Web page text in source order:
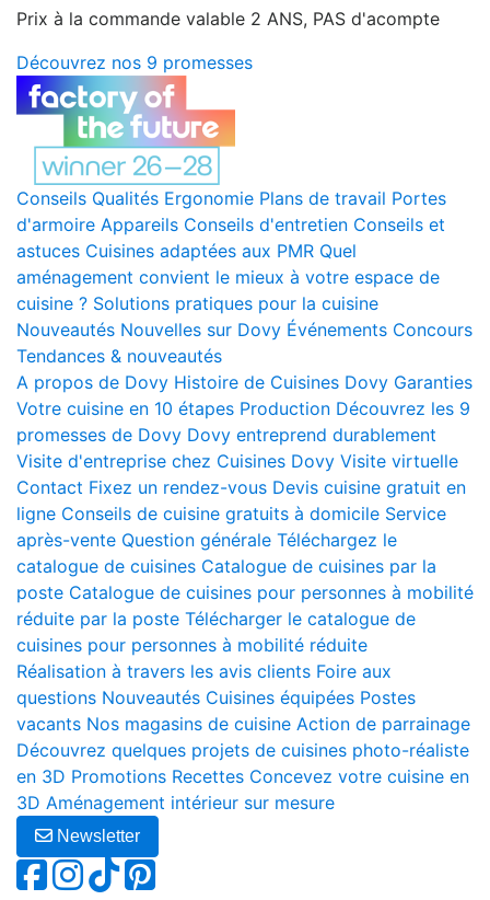
Prix à la commande valable 2 ANS, PAS d'acompte
Découvrez nos 9 promesses
Conseils Qualités Ergonomie Plans de travail Portes
d'armoire Appareils Conseils d'entretien Conseils et
astuces Cuisines adaptées aux PMR Quel
aménagement convient le mieux à votre espace de
cuisine ? Solutions pratiques pour la cuisine
Nouveautés Nouvelles sur Dovy Événements Concours
Tendances & nouveautés
A propos de Dovy Histoire de Cuisines Dovy Garanties
Votre cuisine en 10 étapes Production Découvrez les 9
promesses de Dovy Dovy entreprend durablement
Visite d'entreprise chez Cuisines Dovy Visite virtuelle
Contact Fixez un rendez-vous Devis cuisine gratuit en
ligne Conseils de cuisine gratuits à domicile Service
après-vente Question générale Téléchargez le
catalogue de cuisines Catalogue de cuisines par la
poste Catalogue de cuisines pour personnes à mobilité
réduite par la poste Télécharger le catalogue de
cuisines pour personnes à mobilité réduite
Réalisation à travers les avis clients Foire aux
questions Nouveautés Cuisines équipées Postes
vacants Nos magasins de cuisine Action de parrainage
Découvrez quelques projets de cuisines photo-réaliste
en 3D Promotions Recettes Concevez votre cuisine en
3D Aménagement intérieur sur mesure
Newsletter